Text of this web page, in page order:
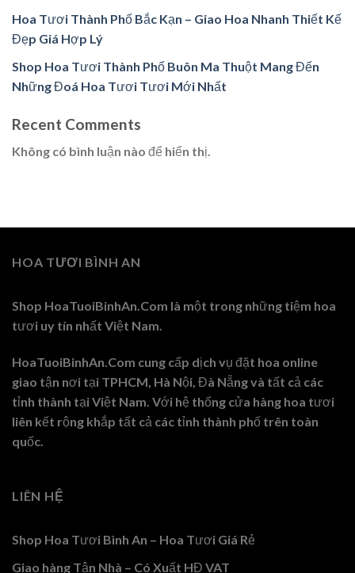
Hoa Tươi Thành Phố Bắc Kạn – Giao Hoa Nhanh Thiết Kế
Đẹp Giá Hợp Lý
Shop Hoa Tươi Thành Phố Buôn Ma Thuột Mang Đến
Những Đoá Hoa Tươi Tươi Mới Nhất
Recent Comments
Không có bình luận nào để hiển thị.
HOA TƯƠI BÌNH AN
Shop HoaTuoiBinhAn.Com là một trong những tiệm hoa
tươi uy tín nhất Việt Nam.
HoaTuoiBinhAn.Com cung cấp dịch vụ đặt hoa online
giao tận nơi tại TPHCM, Hà Nội, Đà Nẵng và tất cả các
tỉnh thành tại Việt Nam. Với hệ thống cửa hàng hoa tươi
liên kết rộng khắp tất cả các tỉnh thành phố trên toàn
quốc.
LIÊN HỆ
Shop Hoa Tươi Bình An – Hoa Tươi Giá Rẻ
Giao hàng Tận Nhà – Có Xuất HĐ VAT